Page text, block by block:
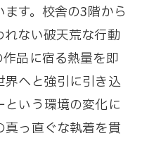
す。校舎の3階から
ない破天荒な行動
品に宿る熱量を即
へと強引に引き込
いう環境の変化に
っ直ぐな執着を貫